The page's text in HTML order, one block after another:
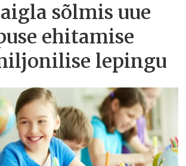
sõlmis uue
ehitamise
lepingu